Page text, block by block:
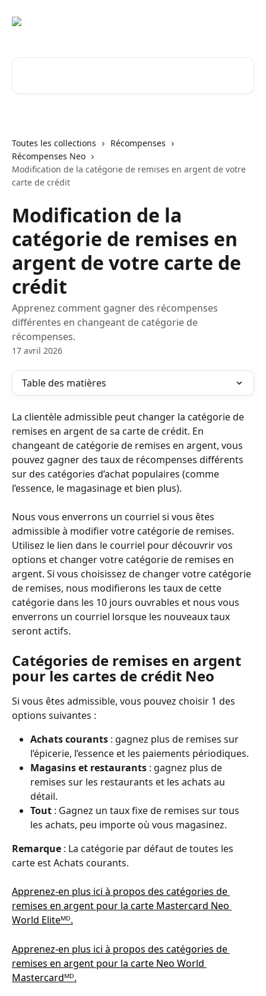
Toutes les collections
Récompenses
Récompenses Neo
Modification de la catégorie de remises en argent de votre
carte de crédit
Modification de la
catégorie de remises en
argent de votre carte de
crédit
Apprenez comment gagner des récompenses
différentes en changeant de catégorie de
récompenses.
17 avril 2026
Table des matières
La clientèle admissible peut changer la catégorie de
remises en argent de sa carte de crédit. En
changeant de catégorie de remises en argent, vous
pouvez gagner des taux de récompenses différents
sur des catégories d’achat populaires (comme
l’essence, le magasinage et bien plus).
Nous vous enverrons un courriel si vous êtes
admissible à modifier votre catégorie de remises.
Utilisez le lien dans le courriel pour découvrir vos
options et changer votre catégorie de remises en
argent. Si vous choisissez de changer votre catégorie
de remises, nous modifierons les taux de cette
catégorie dans les 10 jours ouvrables et nous vous
enverrons un courriel lorsque les nouveaux taux
seront actifs.
Catégories de remises en argent
pour les cartes de crédit Neo
Si vous êtes admissible, vous pouvez choisir 1 des
options suivantes :
Achats courants : gagnez plus de remises sur
l’épicerie, l’essence et les paiements périodiques.
Magasins et restaurants : gagnez plus de
remises sur les restaurants et les achats au
détail.
Tout : Gagnez un taux fixe de remises sur tous
les achats, peu importe où vous magasinez.
Remarque : La catégorie par défaut de toutes les
carte est Achats courants.
Apprenez-en plus ici à propos des catégories de
remises en argent pour la carte Mastercard Neo
World Eliteᴹᴰ.
Apprenez-en plus ici à propos des catégories de
remises en argent pour la carte Neo World
Mastercardᴹᴰ.